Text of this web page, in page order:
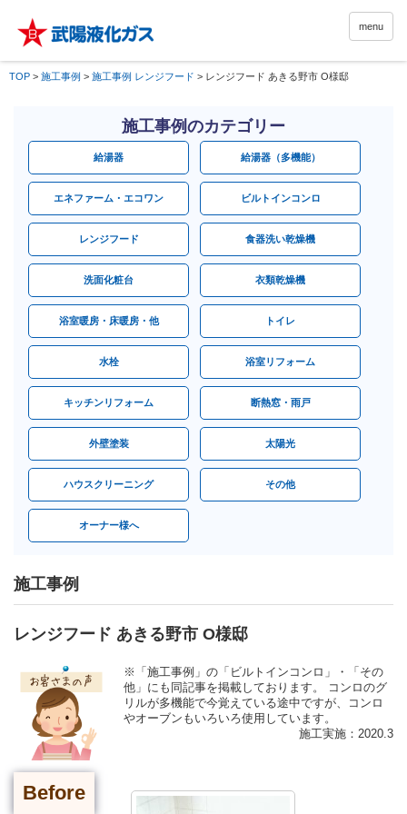
menu
TOP > 施工事例 > 施工事例 レンジフード > レンジフード あきる野市 O様邸
施工事例のカテゴリー
給湯器 給湯器（多機能）
エネファーム・エコワン ビルトインコンロ
レンジフード 食器洗い乾燥機
洗面化粧台 衣類乾燥機
浴室暖房・床暖房・他 トイレ
水栓 浴室リフォーム
キッチンリフォーム 断熱窓・雨戸
外壁塗装 太陽光
ハウスクリーニング その他
オーナー様へ
施工事例
レンジフード あきる野市 O様邸
※「施工事例」の「ビルトインコンロ」・「その
他」にも同記事を掲載しております。 コンロのグ
リルが多機能で今覚えている途中ですが、コンロ
やオーブンもいろいろ使用しています。
施工実施：2020.3
Before